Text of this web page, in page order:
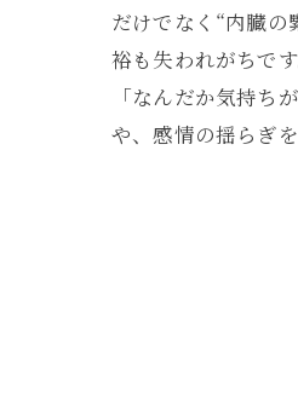
だけでなく“内臓
裕も失われがちで
「なんだか気持
や、感情の揺らぎ